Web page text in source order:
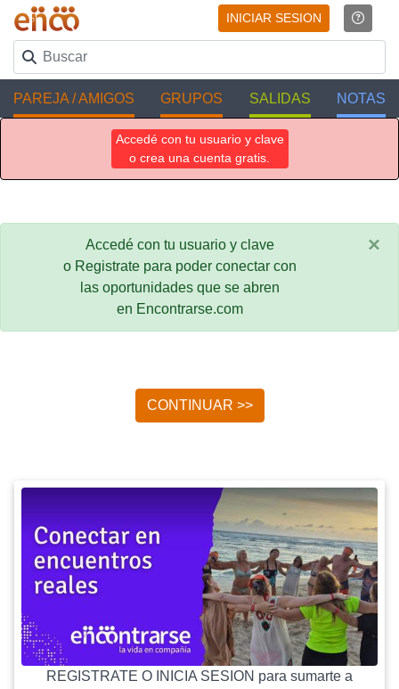
INICIAR SESION
PAREJA / AMIGOS GRUPOS SALIDAS NOTAS
Accedé con tu usuario y clave
o crea una cuenta gratis.
Accedé con tu usuario y clave
o Registrate para poder conectar con
las oportunidades que se abren
en Encontrarse.com
×
CONTINUAR >>
REGISTRATE O INICIA SESION para sumarte a